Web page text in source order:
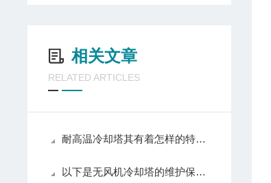
相关文章
RELATED ARTICLES
耐高温冷却塔其有着怎样的特点呢？
以下是无风机冷却塔的维护保养和注意事项